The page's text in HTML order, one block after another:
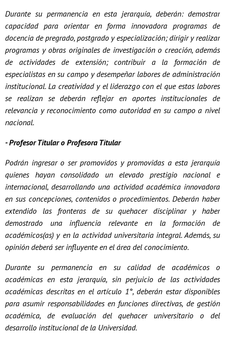
Durante su permanencia en esta jerarquía, deberán: demostrar
capacidad para orientar en forma innovadora programas de
docencia de pregrado, postgrado y especialización; dirigir y realizar
programas y obras originales de investigación o creación, además
de actividades de extensión; contribuir a la formación de
especialistas en su campo y desempeñar labores de administración
institucional. La creatividad y el liderazgo con el que estas labores
se realizan se deberán reflejar en aportes institucionales de
relevancia y reconocimiento como autoridad en su campo a nivel
nacional.
- Profesor Titular o Profesora Titular
Podrán ingresar o ser promovidos y promovidas a esta jerarquía
quienes hayan consolidado un elevado prestigio nacional e
internacional, desarrollando una actividad académica innovadora
en sus concepciones, contenidos o procedimientos. Deberán haber
extendido las fronteras de su quehacer disciplinar y haber
demostrado una influencia relevante en la formación de
académicos(as) y en la actividad universitaria integral. Además, su
opinión deberá ser influyente en el área del conocimiento.
Durante su permanencia en su calidad de académicos o
académicas en esta jerarquía, sin perjuicio de las actividades
académicas descritas en el artículo 1°, deberán estar disponibles
para asumir responsabilidades en funciones directivas, de gestión
académica, de evaluación del quehacer universitario o del
desarrollo institucional de la Universidad.